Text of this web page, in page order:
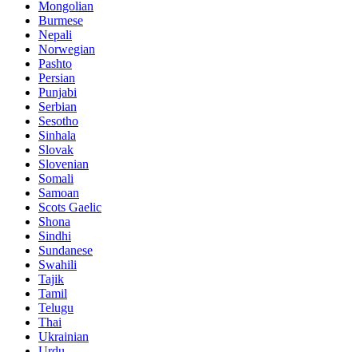
Mongolian
Burmese
Nepali
Norwegian
Pashto
Persian
Punjabi
Serbian
Sesotho
Sinhala
Slovak
Slovenian
Somali
Samoan
Scots Gaelic
Shona
Sindhi
Sundanese
Swahili
Tajik
Tamil
Telugu
Thai
Ukrainian